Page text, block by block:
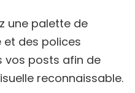
une palette de
des polices
vos posts afin de
reconnaissable.